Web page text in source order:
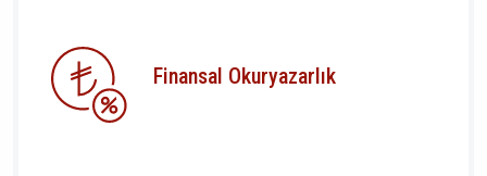
Finansal Okuryazarlık